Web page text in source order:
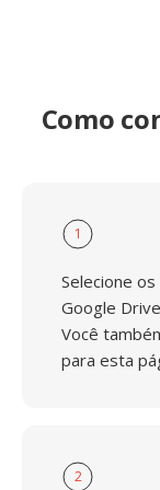
Como
1
Selecione
Google
Você
para esta
2